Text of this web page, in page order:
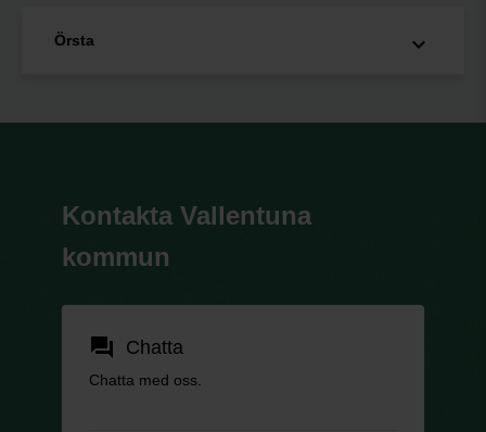
Örsta
Kontakta Vallentuna
kommun
forum Chatta
Chatta med oss.